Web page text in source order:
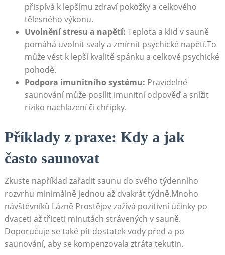
přispívá k lepšímu zdraví pokožky a celkového
tělesného výkonu.
Uvolnění stresu a napětí: Teplota a klid v sauně
pomáhá uvolnit svaly a zmírnit psychické napětí.To
může vést k lepší kvalitě spánku a celkové psychické
pohodě.
Podpora imunitního systému: Pravidelné
saunování může posílit imunitní odpověď a snížit
riziko nachlazení či chřipky.
Příklady z praxe: Kdy a jak
často saunovat
Zkuste například zařadit saunu do svého týdenního
rozvrhu minimálně jednou až dvakrát týdně.Mnoho
návštěvníků Lázně Prostějov zažívá pozitivní účinky po
dvaceti až třiceti minutách strávených v sauně.
Doporučuje se také pít dostatek vody před a po
saunování, aby se kompenzovala ztráta tekutin.